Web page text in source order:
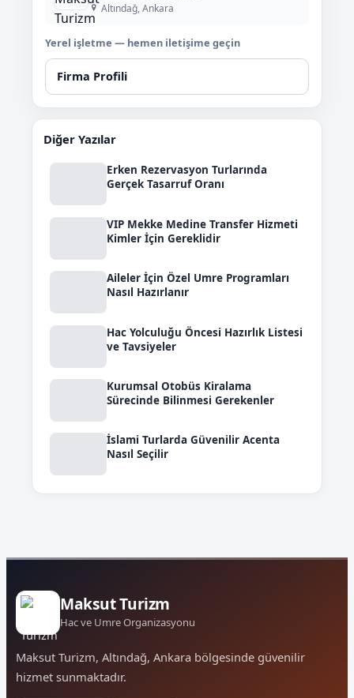
Altındağ, Ankara
Yerel işletme — hemen iletişime geçin
Firma Profili
Diğer Yazılar
Erken Rezervasyon Turlarında
Gerçek Tasarruf Oranı
VIP Mekke Medine Transfer Hizmeti
Kimler İçin Gereklidir
Aileler İçin Özel Umre Programları
Nasıl Hazırlanır
Hac Yolculuğu Öncesi Hazırlık Listesi
ve Tavsiyeler
Kurumsal Otobüs Kiralama
Sürecinde Bilinmesi Gerekenler
İslami Turlarda Güvenilir Acenta
Nasıl Seçilir
Maksut Turizm
Hac ve Umre Organizasyonu
Maksut Turizm, Altındağ, Ankara bölgesinde güvenilir
hizmet sunmaktadır.